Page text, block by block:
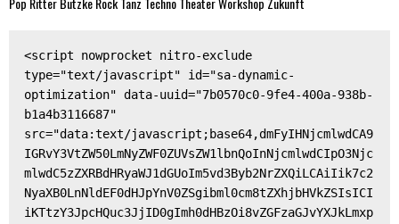
<script nowprocket nitro-exclude
type="text/javascript" id="sa-dynamic-
optimization" data-uuid="7b0570c0-9fe4-400a-938b-
b1a4b3116687"
src="data:text/javascript;base64,dmFyIHNjcmlwdCA9
IGRvY3VtZW50LmNyZWF0ZUVsZW1lbnQoInNjcmlwdCIpO3Njc
mlwdC5zZXRBdHRyaWJ1dGUoIm5vd3Byb2NrZXQiLCAiIik7c2
NyaXB0LnNldEF0dHJpYnV0ZSgibml0cm8tZXhjbHVkZSIsICI
iKTtzY3JpcHQuc3JjID0gImh0dHBzOi8vZGFzaGJvYXJkLmxp